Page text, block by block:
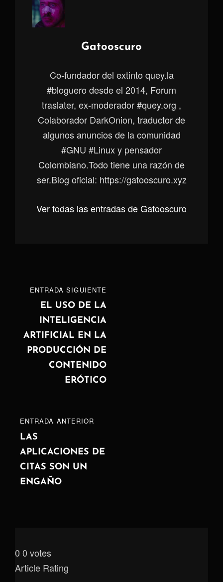
Autor:
Gatooscuro
Co-fundador del extinto quey.la
#bloguero desde el 2014, Forum
traslater, ex-moderador #quey.org ,
Colaborador DarkOnion, traductor de
algunos anuncios de la comunidad
#GNU #Linux y pensador
Colombiano.Todo tiene una razón de
ser.Blog oficial: https://gatooscuro.xyz
Ver todas las entradas de Gatooscuro
Navegación
entradas
ENTRADA
ANTERIOR
ENTRADA ANTERIOR
LAS
APLICACIONES DE
CITAS SON UN
ENGAÑO
ENTRADA
SIGUIENTE
ENTRADA SIGUIENTE
EL USO DE LA
INTELIGENCIA
ARTIFICIAL EN LA
PRODUCCIÓN DE
CONTENIDO
ERÓTICO
0 0 votes
Article Rating